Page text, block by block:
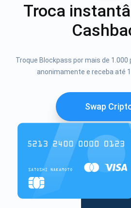
Troca
Troque Blockpass por mais de
anonimamente e receba até
Swap